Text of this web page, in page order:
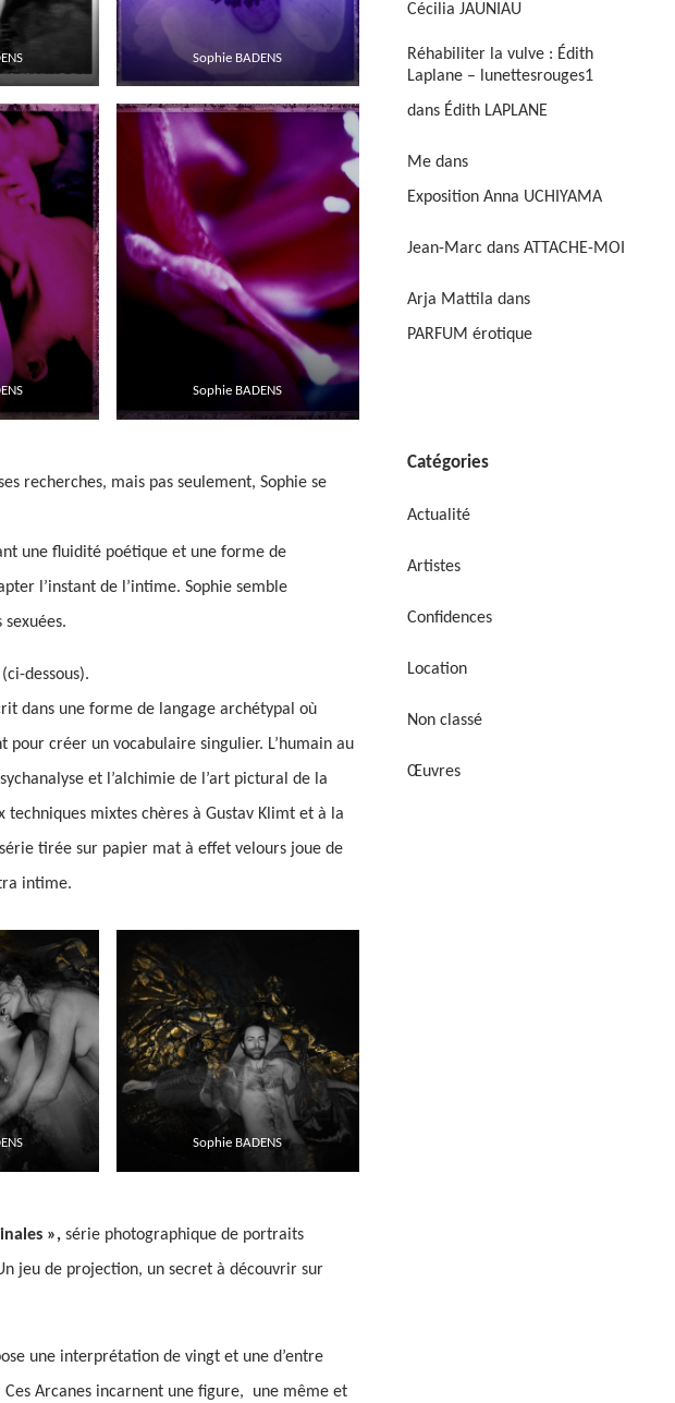
Sophie BADENS
Sophie BADENS
recherches, mais pas seulement, Sophie se
une fluidité poétique et une forme de
l’instant de l’intime. Sophie semble
dessous).
dans une forme de langage archétypal où
créer un vocabulaire singulier. L’humain au
et l’alchimie de l’art pictural de la
techniques mixtes chères à Gustav Klimt et à la
tirée sur papier mat à effet velours joue de
intime.
Sophie BADENS
», série photographique de portraits
jeu de projection, un secret à découvrir sur
une interprétation de vingt et une d’entre
Ces Arcanes incarnent une figure, une même et
Cécilia JAUNIAU
Réhabiliter la vulve : Édith
Laplane – lunettesrouges1
dans Édith LAPLANE
Medans
Exposition Anna UCHIYAMA
Jean-Marcdans ATTACHE-MOI
Arja Mattila dans
PARFUM érotique
Catégories
Actualité
Artistes
Confidences
Location
Non classé
Œuvres